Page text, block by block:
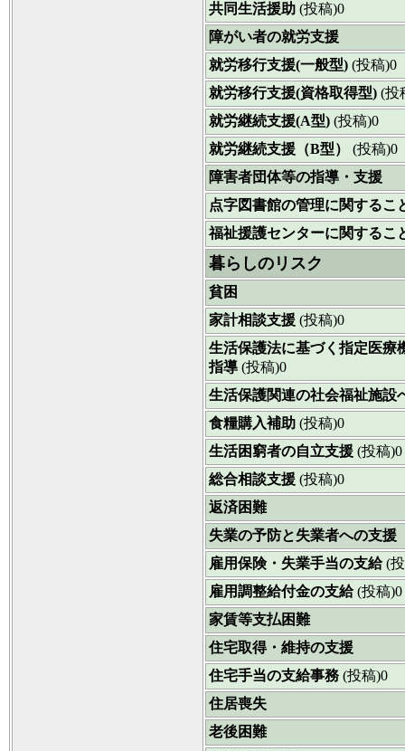
共同生活援助 (投稿)0
障がい者の就労支援
就労移行支援(一般型) (投稿)0
就労移行支援(資格取得型) (投
就労継続支援(A型) (投稿)0
就労継続支援（B型） (投稿)0
障害者団体等の指導・支援
点字図書館の管理に関するこ
福祉援護センターに関するこ
暮らしのリスク
貧困
家計相談支援 (投稿)0
生活保護法に基づく指定医療
指導 (投稿)0
生活保護関連の社会福祉施設
食糧購入補助 (投稿)0
生活困窮者の自立支援 (投稿)0
総合相談支援 (投稿)0
返済困難
失業の予防と失業者への支援
雇用保険・失業手当の支給(
雇用調整給付金の支給(投稿)0
家賃等支払困難
住宅取得・維持の支援
住宅手当の支給事務 (投稿)0
住居喪失
老後困難